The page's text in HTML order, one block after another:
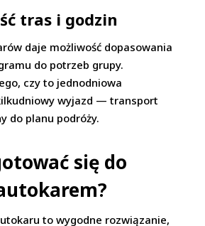
tras i godzin
daje możliwość dopasowania
do potrzeb grupy.
czy to jednodniowa
wyjazd — transport
do planu podróży.
się do
to wygodne rozwiązanie,